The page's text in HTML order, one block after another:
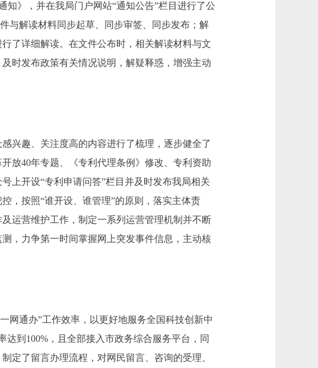
知》，并在我局门户网站“通知公告”栏目进行了公
与解读材料同步起草、同步审签、同步发布；解
了详细解读。在文件公布时，相关解读材料与文
时发布政策有关情况说明，解疑释惑，增强主动
趣、关注度高的内容进行了梳理，逐步健全了
放40年专题、《专利代理条例》修改、专利资助
上开设“专利申请问答”栏目并及时发布我局相关
，按照“谁开设、谁管理”的原则，落实主体责
运营维护工作，制定一系列运营管理机制并不断
，力争第一时间掌握网上突发事件信息，主动核
通办”工作效率，以更好地服务全国科技创新中
到100%，且全部接入市政务综合服务平台，同
定了留言办理流程，对网民留言、咨询的受理、